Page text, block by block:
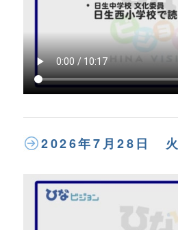
2026年7月28日 火